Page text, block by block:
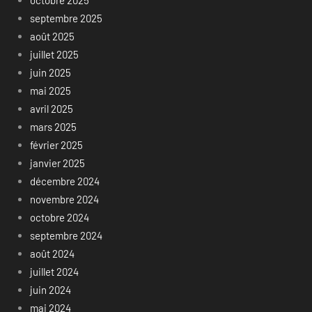
septembre 2025
août 2025
juillet 2025
juin 2025
mai 2025
avril 2025
mars 2025
février 2025
janvier 2025
décembre 2024
novembre 2024
octobre 2024
septembre 2024
août 2024
juillet 2024
juin 2024
mai 2024